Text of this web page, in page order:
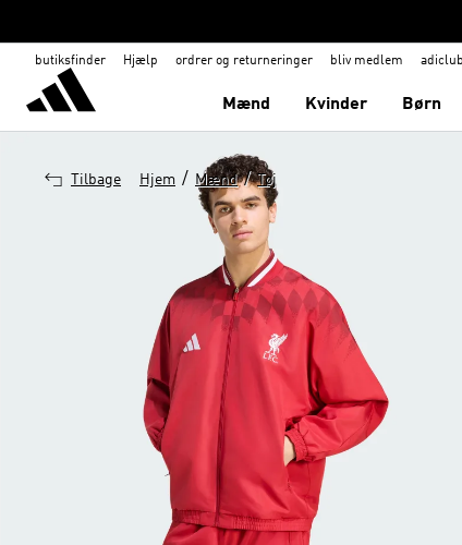
butiksfinder Hjælp ordrer og returneringer bliv medlem adiclub
Mænd Kvinder Børn
Tilbage Hjem / Mænd / Tøj